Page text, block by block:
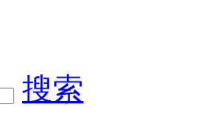
搜索